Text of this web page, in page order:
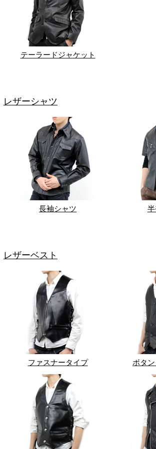
テーラードジャケット
レザーシャツ
長袖シャツ
レザーベスト
ファスナータイプ ボタ